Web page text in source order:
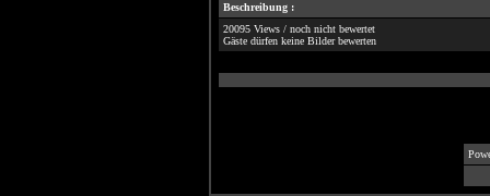
Beschreibung :
20095 Views / noch nicht bewertet
Gäste dürfen keine Bilder bewerten